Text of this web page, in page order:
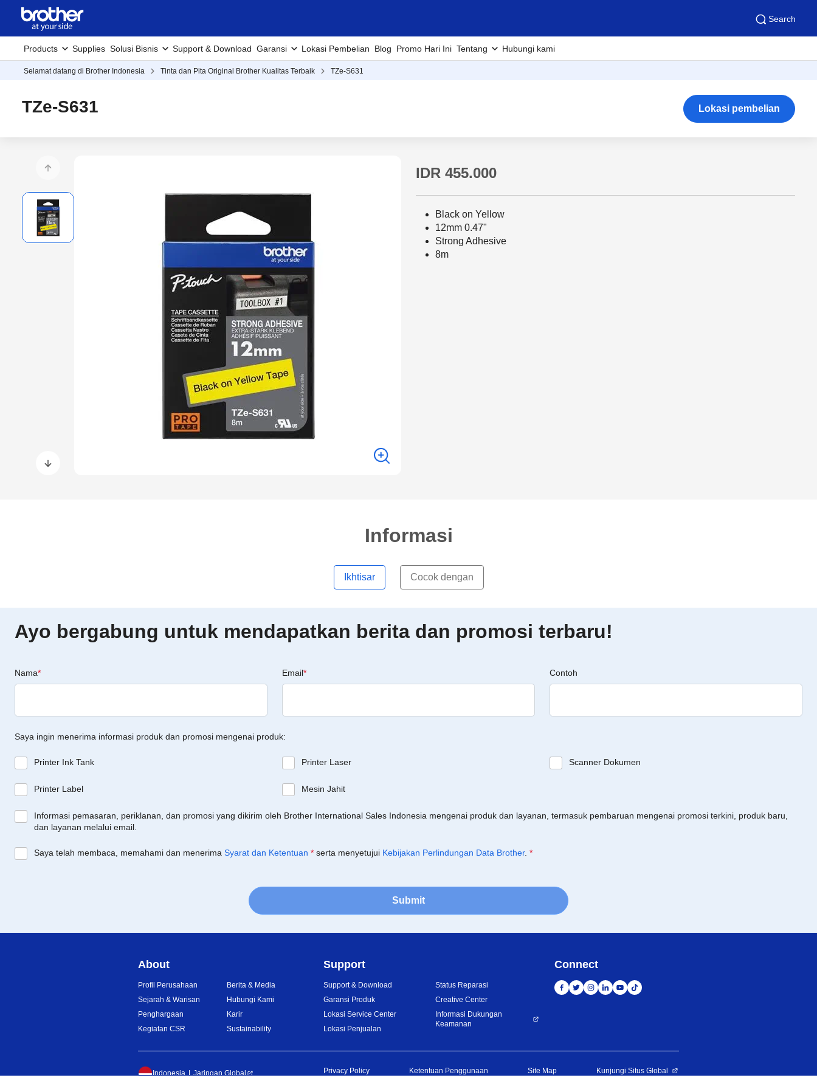
Search
Products Supplies Solusi Bisnis Support & Download Garansi Lokasi Pembelian Blog Promo Hari Ini Tentang Hubungi kami
Selamat datang di Brother Indonesia Tinta dan Pita Original Brother Kualitas Terbaik TZe-S631
TZe-S631 Lokasi pembelian
IDR 455.000
Black on Yellow
12mm 0.47"
Strong Adhesive
8m
Informasi
Ikhtisar Cocok dengan
Ayo bergabung untuk mendapatkan berita dan promosi terbaru!
Nama* Email* Contoh
Saya ingin menerima informasi produk dan promosi mengenai produk:
Printer Ink Tank Printer Laser Scanner Dokumen
Printer Label Mesin Jahit
Informasi pemasaran, periklanan, dan promosi yang dikirim oleh Brother International Sales Indonesia mengenai produk dan layanan, termasuk pembaruan mengenai promosi terkini, produk baru,
dan layanan melalui email.
Saya telah membaca, memahami dan menerima Syarat dan Ketentuan * serta menyetujui Kebijakan Perlindungan Data Brother. *
Submit
About
Profil Perusahaan
Sejarah & Warisan
Penghargaan
Kegiatan CSR
Berita & Media
Hubungi Kami
Karir
Sustainability
Support
Support & Download
Garansi Produk
Lokasi Service Center
Lokasi Penjualan
Status Reparasi
Creative Center
Informasi Dukungan
Keamanan
Connect
Indonesia Jaringan Global Privacy Policy Ketentuan Penggunaan Site Map Kunjungi Situs Global